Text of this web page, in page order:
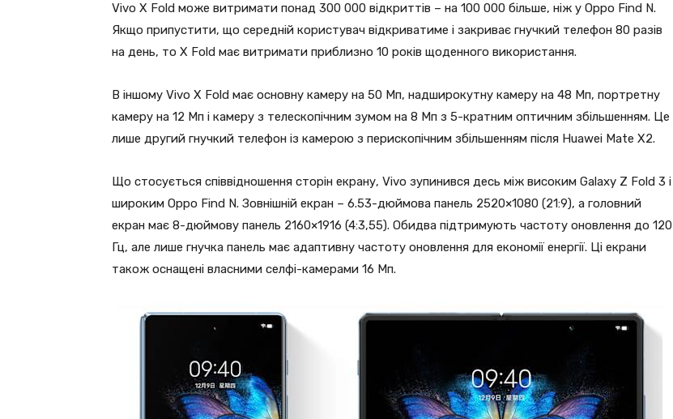
Vivo X Fold може витримати понад 300 000 відкриттів – на 100 000 більше, ніж у Oppo Find N.
Якщо припустити, що середній користувач відкриватиме і закриває гнучкий телефон 80 разів
на день, то X Fold має витримати приблизно 10 років щоденного використання.
В іншому Vivo X Fold має основну камеру на 50 Мп, надширокутну камеру на 48 Мп, портретну
камеру на 12 Мп і камеру з телескопічним зумом на 8 Мп з 5-кратним оптичним збільшенням. Це
лише другий гнучкий телефон із камерою з перископічним збільшенням після Huawei Mate X2.
Що стосується співвідношення сторін екрану, Vivo зупинився десь між високим Galaxy Z Fold 3 і
широким Oppo Find N. Зовнішній екран – 6.53-дюймова панель 2520×1080 (21:9), а головний
екран має 8-дюймову панель 2160×1916 (4:3,55). Обидва підтримують частоту оновлення до 120
Гц, але лише гнучка панель має адаптивну частоту оновлення для економії енергії. Ці екрани
також оснащені власними селфі-камерами 16 Мп.